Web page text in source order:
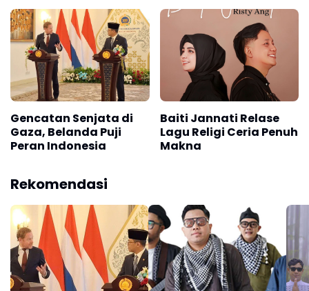
Selamat menikmati dan semoga lagu ini menjadi doa
yang indah bagi kita semua.(*)
Sukses, Lanjut Special
Screening di 10 Kota
pada 22 Maret!
Gencatan Senjata di
Gaza, Belanda Puji
Peran Indonesia
Baiti Jannati Relase
Lagu Religi Ceria Penuh
Makna
Rekomendasi